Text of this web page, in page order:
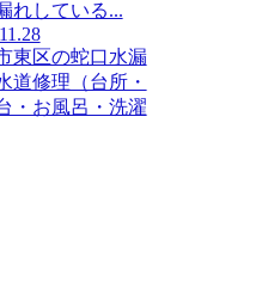
れしている...
東区の蛇口水漏
道修理（台所・
・お風呂・洗濯